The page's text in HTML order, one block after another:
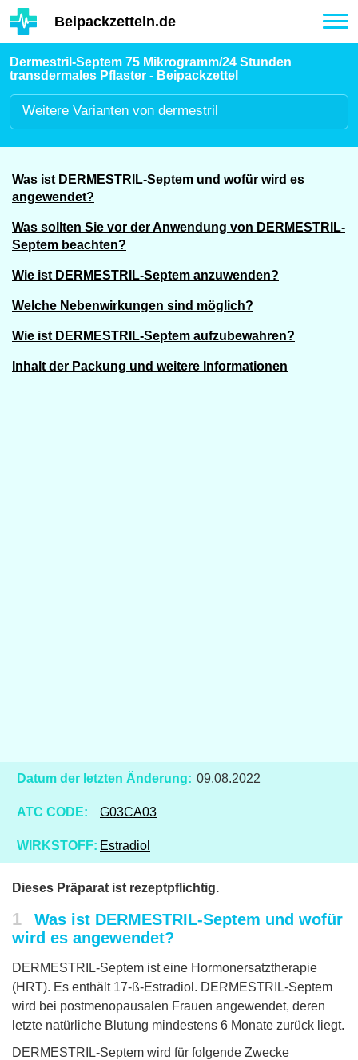
Hauptinhalt
Beipackzetteln.de
Dermestril-Septem 75 Mikrogramm/24 Stunden
transdermales Pflaster - Beipackzettel
Weitere Varianten von dermestril
Was ist DERMESTRIL-Septem und wofür wird es
angewendet?
Was sollten Sie vor der Anwendung von DERMESTRIL-
Septem beachten?
Wie ist DERMESTRIL-Septem anzuwenden?
Welche Nebenwirkungen sind möglich?
Wie ist DERMESTRIL-Septem aufzubewahren?
Inhalt der Packung und weitere Informationen
Datum der letzten Änderung: 09.08.2022
ATC CODE: G03CA03
WIRKSTOFF: Estradiol
Dieses Präparat ist rezeptpflichtig.
1
Was ist DERMESTRIL-Septem und wofür
wird es angewendet?
DERMESTRIL-Septem ist eine Hormonersatztherapie
(HRT). Es enthält 17-ß-Estradiol. DERMESTRIL-Septem
wird bei postmenopausalen Frauen angewendet, deren
letzte natürliche Blutung mindestens 6 Monate zurück liegt.
DERMESTRIL-Septem wird für folgende Zwecke